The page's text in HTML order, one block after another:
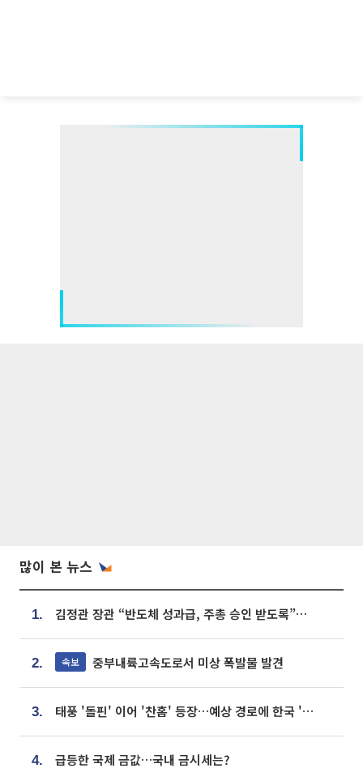
많이 본 뉴스
1. 김정관 장관 “반도체 성과급, 주총 승인 받도록”…상법·자본시장법 개정 시사
2. 속보 중부내륙고속도로서 미상 폭발물 발견
3. 태풍 '돌핀' 이어 '찬홈' 등장…예상 경로에 한국 '한숨'
4. 급등한 국제 금값…국내 금시세는?